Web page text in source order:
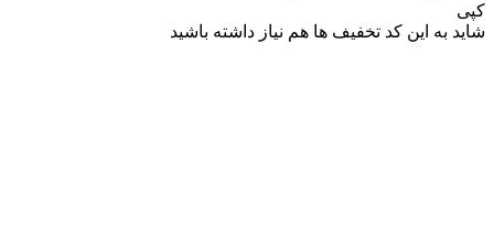
کپی
شاید به این کد تخفیف ها هم نیاز داشته باشید